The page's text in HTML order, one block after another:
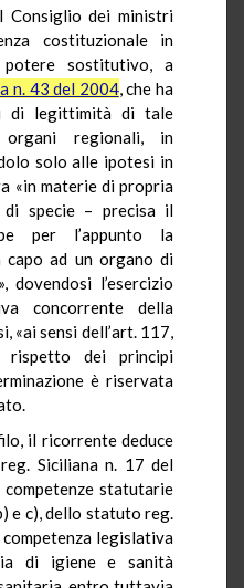
Consiglio dei ministri
costituzionale in
sostitutivo, a
n. 43 del 2004, che ha
di legittimità di tale
regionali, in
solo alle ipotesi in
«in materie di propria
di specie – precisa il
per l’appunto la
ad un organo di
dovendosi l’esercizio
concorrente della
«ai sensi dell’art. 117,
rispetto dei principi
è riservata
il ricorrente deduce
Siciliana n. 17 del
statutarie
e c), dello statuto reg.
legislativa
di igiene e sanità